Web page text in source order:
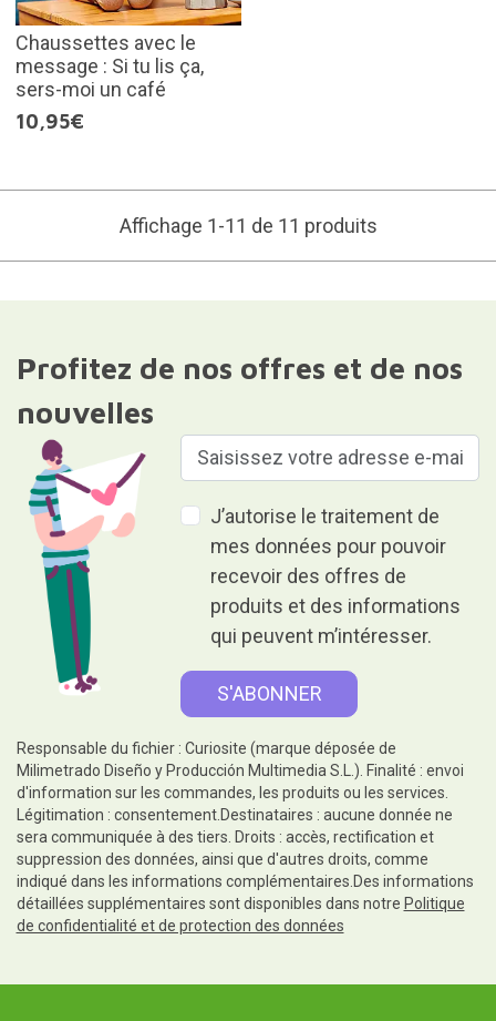
Chaussettes avec le
message : Si tu lis ça,
sers-moi un café
10,95€
Affichage 1-11 de 11 produits
Profitez de nos offres et de nos
nouvelles
J’autorise le traitement de
mes données pour pouvoir
recevoir des offres de
produits et des informations
qui peuvent m’intéresser.
Responsable du fichier : Curiosite (marque déposée de
Milimetrado Diseño y Producción Multimedia S.L.). Finalité : envoi
d'information sur les commandes, les produits ou les services.
Légitimation : consentement.Destinataires : aucune donnée ne
sera communiquée à des tiers. Droits : accès, rectification et
suppression des données, ainsi que d'autres droits, comme
indiqué dans les informations complémentaires.Des informations
détaillées supplémentaires sont disponibles dans notre Politique
de confidentialité et de protection des données